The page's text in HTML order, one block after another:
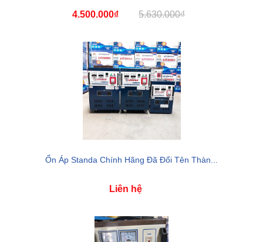
4.500.000₫ 5.630.000₫
Ổn Áp Standa Chính Hãng Đã Đổi Tên Thàn...
Liên hệ